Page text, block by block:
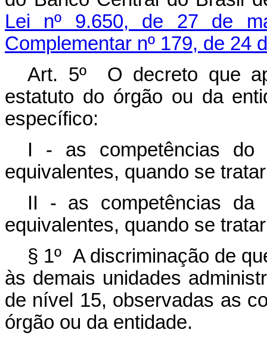
Lei nº 9.650, de 27 de
Complementar nº 179, de 24
Art. 5º O decreto que
estatuto do órgão ou da
específico:
I - as competências do
equivalentes, quando se
II - as competências da
equivalentes, quando se
§ 1º A discriminação de
às demais unidades
de nível 15, observadas as
órgão ou da entidade.